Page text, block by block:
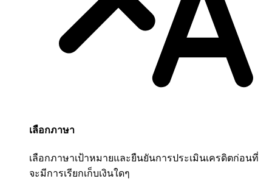
เลือกภาษา
เลือกภาษาเป้าหมายและยืนยันการประเมินเครดิตก่อนที่
จะมีการเรียกเก็บเงินใดๆ